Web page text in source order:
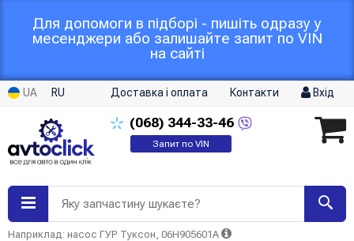
Для допомоги в підборі - пишіть одразу у
месенджери або залишайте запит по VIN
на сайті
UA RU Доставка і оплата Контакти Вхід
(068) 344-33-46
Запит по VIN
Яку запчастину шукаєте?
Наприклад: насос ГУР Туксон, 06H905601A